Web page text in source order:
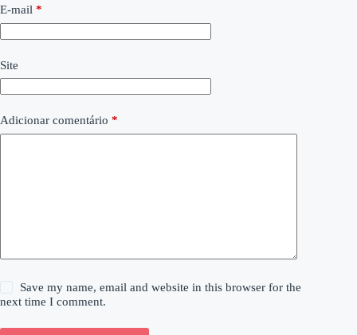
E-mail *
Site
Adicionar comentário *
Save my name, email and website in this browser for the
next time I comment.